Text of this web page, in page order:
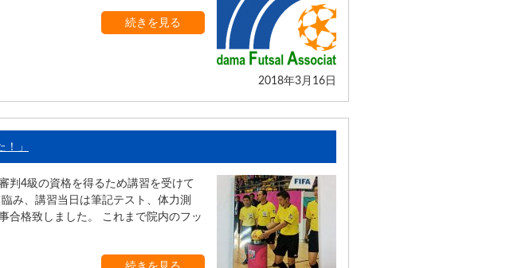
続きを見る
2018年3月16日
」
判4級の資格を得るため講習を受けて
み、講習当日は筆記テスト、体力測
合格致しました。 これまで院内のフッ